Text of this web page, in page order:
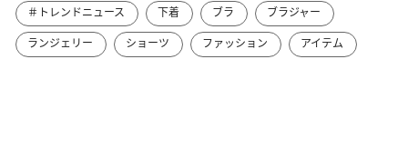
＃トレンドニュース 下着 ブラ
ブラジャー
ランジェリー
ショーツ ファッション アイテム